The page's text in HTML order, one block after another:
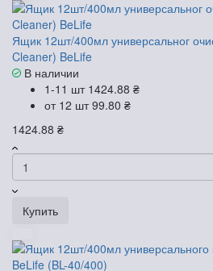
Ящик 12шт/400мл универсальног
Cleaner) BeLife
В наличии
1-11 шт 1424.88 ₴
от 12 шт99.80 ₴
1424.88 ₴
Купить